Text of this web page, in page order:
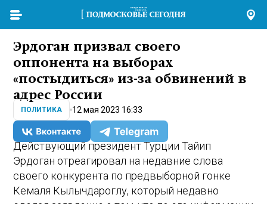
Эрдоган призвал своего
оппонента на выборах
«постыдиться» из-за обвинений в
адрес России
ПОЛИТИКА 12 мая 2023 16:33
Действующий президент Турции Тайип
Эрдоган отреагировал на недавние слова
своего конкурента по предвыборной гонке
Кемаля Кылычдароглу, который недавно